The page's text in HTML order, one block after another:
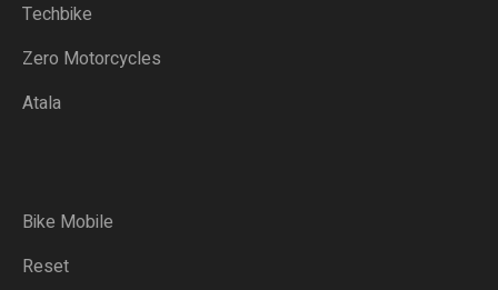
Techbike
Zero Motorcycles
Atala
Bike Mobile
Reset